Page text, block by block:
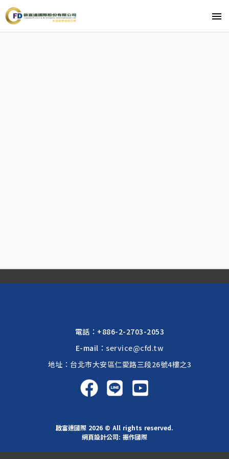
電話： +886-2-2703-2053
E-mail：service@cfd.tw
地址：台北市大安區仁愛路三段26號4樓之3
啟富達國際 2026 © All rights reserved.
網頁設計公司: 振作國際